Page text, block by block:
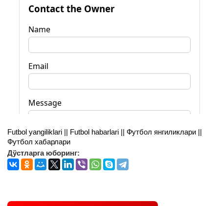
Futbol yangiliklari || Futbol habarlari || Футбол янгиликлари ||
Футбол хабарлари
Дўстларга юборинг: